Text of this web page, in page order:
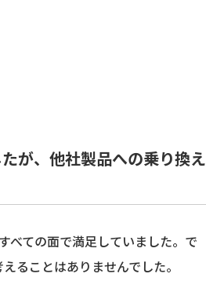
、他社製品への乗り換え
べての面で満足していました。で
ことはありませんでした。